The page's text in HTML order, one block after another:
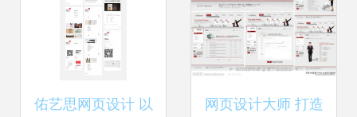
佑艺思网页设计 以 网页设计大师 打造